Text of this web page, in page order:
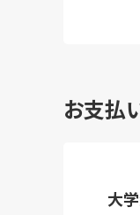
お支払
大